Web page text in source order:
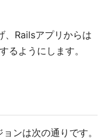
、Railsアプリからは
るようにします。
ンは次の通りです。